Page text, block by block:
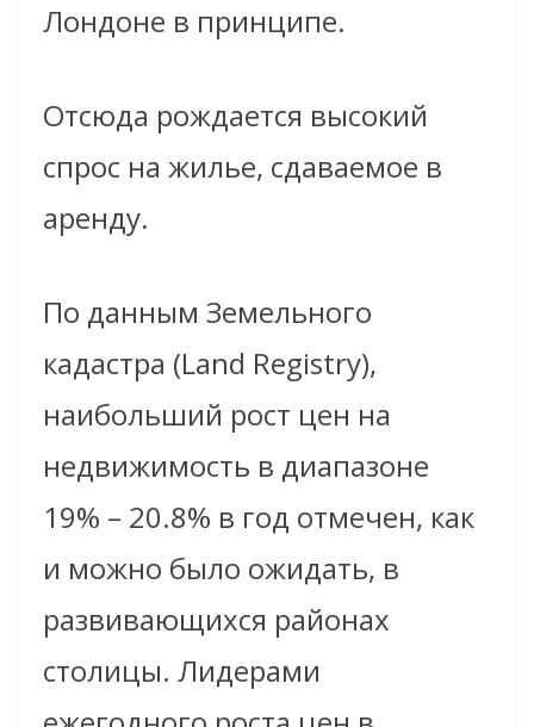
Лондоне в принципе.
Отсюда рождается высокий
спрос на жилье, сдаваемое в
аренду.
По данным Земельного
кадастра (Land Registry),
наибольший рост цен на
недвижимость в диапазоне
19% – 20.8% в год отмечен, как
и можно было ожидать, в
развивающихся районах
столицы. Лидерами